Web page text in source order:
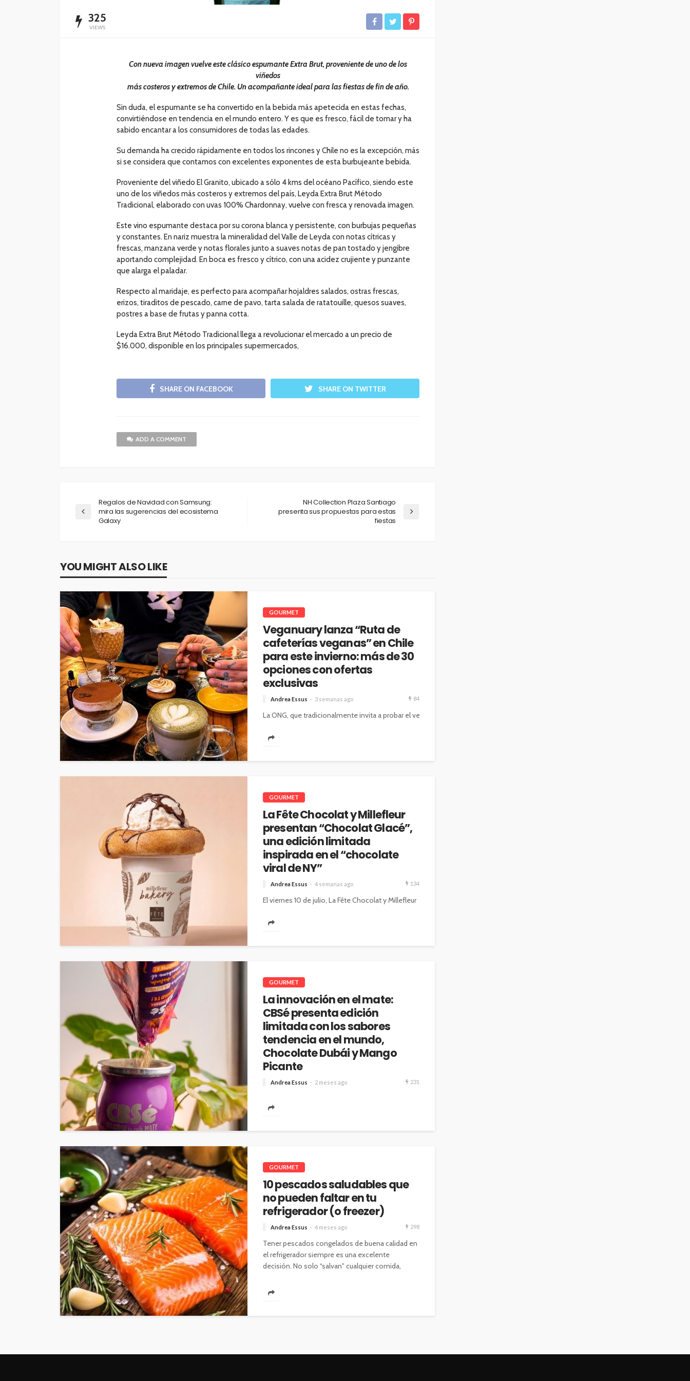
325
VIEWS
Con nueva imagen vuelve este clásico espumante Extra Brut, proveniente de uno de los
viñedos
más costeros y extremos de Chile. Un acompañante ideal para las fiestas de fin de año.
Sin duda, el espumante se ha convertido en la bebida más apetecida en estas fechas,
convirtiéndose en tendencia en el mundo entero. Y es que es fresco, fácil de tomar y ha
sabido encantar a los consumidores de todas las edades.
Su demanda ha crecido rápidamente en todos los rincones y Chile no es la excepción, más
si se considera que contamos con excelentes exponentes de esta burbujeante bebida.
Proveniente del viñedo El Granito, ubicado a sólo 4 kms del océano Pacífico, siendo este
uno de los viñedos más costeros y extremos del país, Leyda Extra Brut Método
Tradicional, elaborado con uvas 100% Chardonnay, vuelve con fresca y renovada imagen.
Este vino espumante destaca por su corona blanca y persistente, con burbujas pequeñas
y constantes. En nariz muestra la mineralidad del Valle de Leyda con notas cítricas y
frescas, manzana verde y notas florales junto a suaves notas de pan tostado y jengibre
aportando complejidad. En boca es fresco y cítrico, con una acidez crujiente y punzante
que alarga el paladar.
Respecto al maridaje, es perfecto para acompañar hojaldres salados, ostras frescas,
erizos, tiraditos de pescado, carne de pavo, tarta salada de ratatouille, quesos suaves,
postres a base de frutas y panna cotta.
Leyda Extra Brut Método Tradicional llega a revolucionar el mercado a un precio de
$16.000, disponible en los principales supermercados,
SHARE ON FACEBOOK SHARE ON TWITTER
ADD A COMMENT
Regalos de Navidad con Samsung:
mira las sugerencias del ecosistema
Galaxy
NH Collection Plaza Santiago
presenta sus propuestas para estas
fiestas
YOU MIGHT ALSO LIKE
GOURMET
Veganuary lanza “Ruta de
cafeterías veganas” en Chile
para este invierno: más de 30
opciones con ofertas
exclusivas
Andrea Essus 3 semanas ago 84
La ONG, que tradicionalmente invita a probar el veganismo en enero, lanzó una iniciativa que busca realzar las opciones veganas en
Este invierno, Veganuary, ONG conocida por su
opciones basadas en plantas están disponibles...
GOURMET
La Fête Chocolat y Millefleur
presentan “Chocolat Glacé”,
una edición limitada
inspirada en el “chocolate
viral de NY”
Andrea Essus 4 semanas ago 134
El viernes 10 de julio, La Fête Chocolat y Millefleur
una de las...
GOURMET
La innovación en el mate:
CBSé presenta edición
limitada con los sabores
tendencia en el mundo,
Chocolate Dubái y Mango
Picante
Andrea Essus 2 meses ago 231
lidera la categoría de yerbas compuestas y
su...
GOURMET
10 pescados saludables que
no pueden faltar en tu
refrigerador (o freezer)
Andrea Essus 4 meses ago 298
Tener pescados congelados de buena calidad en
el refrigerador siempre es una excelente
decisión. No solo “salvan" cualquier comida,